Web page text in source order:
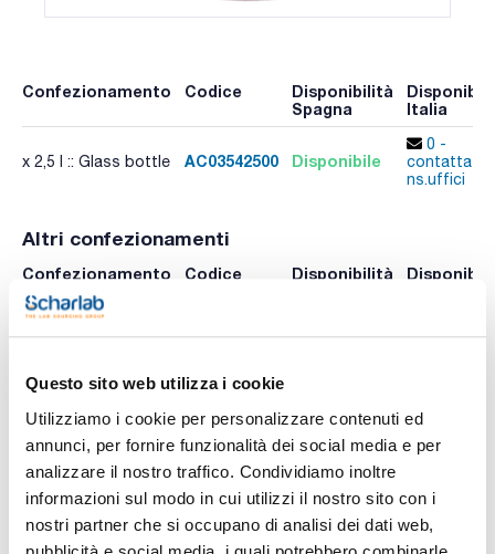
Questo sito web utilizza i cookie
Utilizziamo i cookie per personalizzare contenuti ed
annunci, per fornire funzionalità dei social media e per
analizzare il nostro traffico. Condividiamo inoltre
informazioni sul modo in cui utilizzi il nostro sito con i
nostri partner che si occupano di analisi dei dati web,
Confezionamento Codice
Disponibilità
Spagna
Italia
x 2,5 l :: Glass bottle AC03542500 Disponibile
0 -
contatta i
ns.uffici
Altri confezionamenti
Confezionamento Codice
Disponibilità
x 1 l :: Glass bottle AC03541000